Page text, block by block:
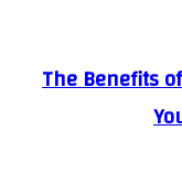
The Benefits